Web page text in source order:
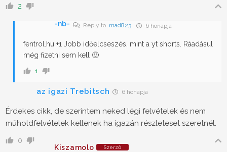
2
-nb- Reply to mad823 6 hónapja
fentrol.hu +1 Jobb időelcseszés, mint a yt shorts. Ráadásul
még fizetni sem kell 🙂
1
az igazi Trebitsch 6 hónapja
Érdekes cikk, de szerintem neked légi felvételek és nem
műholdfelvételek kellenek ha igazán részleteset szeretnél.
0
Kiszamolo
Szerző